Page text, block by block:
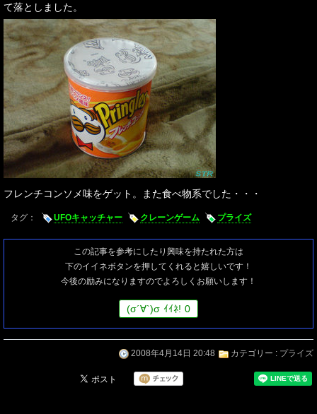
て落としました。
フレンチコンソメ味をゲット。また食べ物系でした・・・
タグ： UFOキャッチャー クレーンゲーム プライズ
この記事を参考にしたり興味を持たれた方は
下のイイネボタンを押してくれると嬉しいです！
今後の励みになりますのでよろしくお願いします！
(σ´∀`)σ ｲｲﾈ! 0
2008年4月14日 20:48 カテゴリー : プライズ